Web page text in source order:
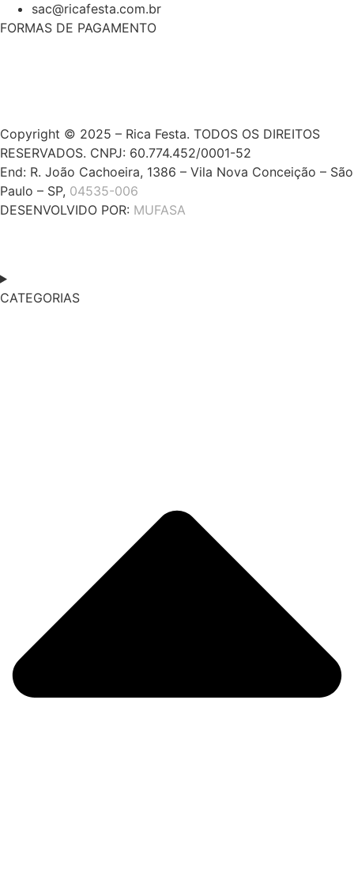
sac@ricafesta.com.br
FORMAS DE PAGAMENTO
Copyright © 2025 – Rica Festa. TODOS OS DIREITOS
RESERVADOS. CNPJ: 60.774.452/0001-52
End: R. João Cachoeira, 1386 – Vila Nova Conceição – São
Paulo – SP, 04535-006
DESENVOLVIDO POR: MUFASA
CATEGORIAS